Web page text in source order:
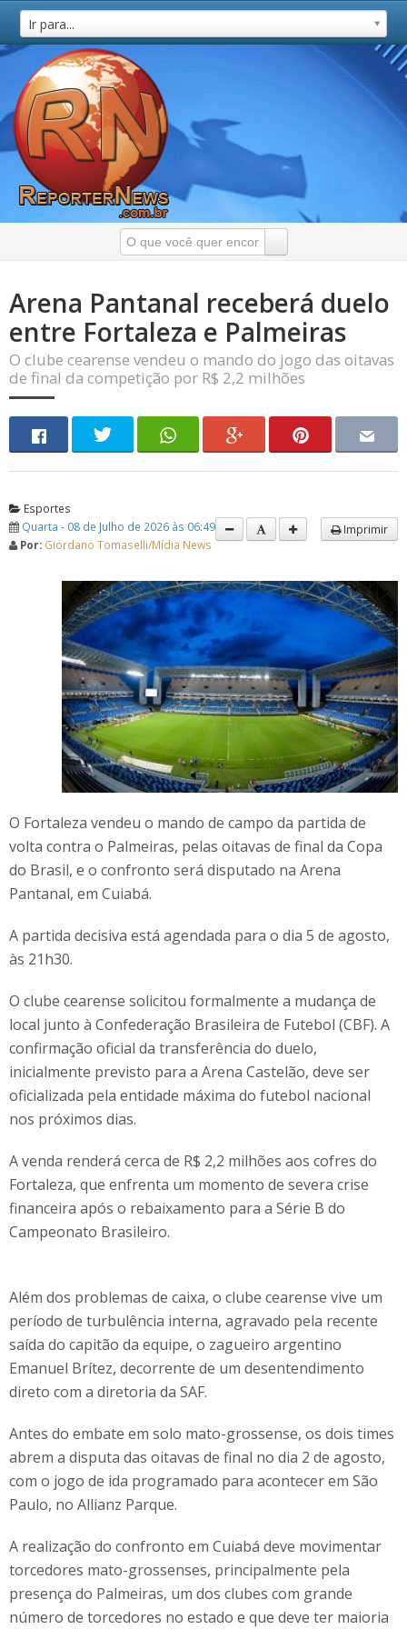
Ir para...
Arena Pantanal receberá duelo
entre Fortaleza e Palmeiras
O clube cearense vendeu o mando do jogo das oitavas
de final da competição por R$ 2,2 milhões
Esportes
Quarta - 08 de Julho de 2026 às 06:49
Por: Giordano Tomaselli/Mídia News
Imprimir
O Fortaleza vendeu o mando de campo da partida de
volta contra o Palmeiras, pelas oitavas de final da Copa
do Brasil, e o confronto será disputado na Arena
Pantanal, em Cuiabá.
A partida decisiva está agendada para o dia 5 de agosto,
às 21h30.
O clube cearense solicitou formalmente a mudança de
local junto à Confederação Brasileira de Futebol (CBF). A
confirmação oficial da transferência do duelo,
inicialmente previsto para a Arena Castelão, deve ser
oficializada pela entidade máxima do futebol nacional
nos próximos dias.
A venda renderá cerca de R$ 2,2 milhões aos cofres do
Fortaleza, que enfrenta um momento de severa crise
financeira após o rebaixamento para a Série B do
Campeonato Brasileiro.
Além dos problemas de caixa, o clube cearense vive um
período de turbulência interna, agravado pela recente
saída do capitão da equipe, o zagueiro argentino
Emanuel Brítez, decorrente de um desentendimento
direto com a diretoria da SAF.
Antes do embate em solo mato-grossense, os dois times
abrem a disputa das oitavas de final no dia 2 de agosto,
com o jogo de ida programado para acontecer em São
Paulo, no Allianz Parque.
A realização do confronto em Cuiabá deve movimentar
torcedores mato-grossenses, principalmente pela
presença do Palmeiras, um dos clubes com grande
número de torcedores no estado e que deve ter maioria